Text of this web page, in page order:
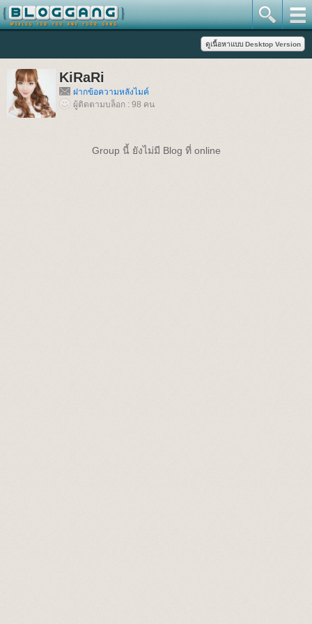
KiRaRi
ฝากข้อความหลังไมค์
ผู้ติดตามบล็อก : 98 คน
Group นี้ ยังไม่มี Blog ที่ online